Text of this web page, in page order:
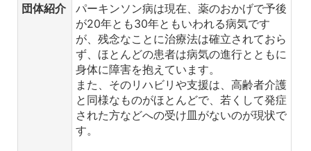
団体紹介
パーキンソン病は現在、薬のおかげで予後
が20年とも30年ともいわれる病気です
が、残念なことに治療法は確立されておら
ず、ほとんどの患者は病気の進行とともに
身体に障害を抱えています。
また、そのリハビリや支援は、高齢者介護
と同様なものがほとんどで、若くして発症
された方などへの受け皿がないのが現状で
す。